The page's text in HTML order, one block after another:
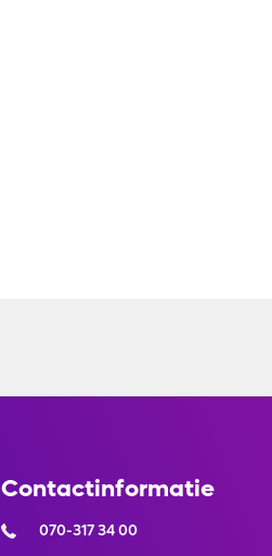
Contactinformatie
070-317 34 00